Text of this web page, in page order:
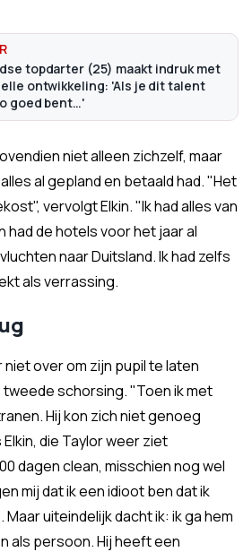
topdarter (25) maakt indruk met
ontwikkeling: 'Als je dit talent
goed bent…'
niet alleen zichzelf, maar
al gepland en betaald had. "Het
vervolgt Elkin. "Ik had alles van
had de hotels voor het jaar al
naar Duitsland. Ik had zelfs
als verrassing.
niet over om zijn pupil te laten
tweede schorsing. "Toen ik met
Hij kon zich niet genoeg
die Taylor weer ziet
dagen clean, misschien nog wel
mij dat ik een idioot ben dat ik
uiteindelijk dacht ik: ik ga hem
als persoon. Hij heeft een